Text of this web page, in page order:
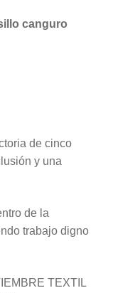
canguro
de cinco
y una
de la
trabajo digno
TEXTIL